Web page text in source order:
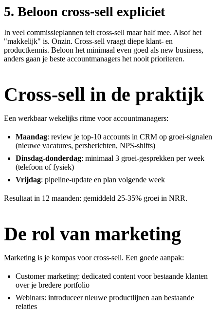
5. Beloon cross-sell expliciet
In veel commissieplannen telt cross-sell maar half mee. Alsof het
"makkelijk" is. Onzin. Cross-sell vraagt diepe klant- en
productkennis. Beloon het minimaal even goed als new business,
anders gaan je beste accountmanagers het nooit prioriteren.
Cross-sell in de praktijk
Een werkbaar wekelijks ritme voor accountmanagers:
Maandag: review je top-10 accounts in CRM op groei-signalen
(nieuwe vacatures, persberichten, NPS-shifts)
Dinsdag-donderdag: minimaal 3 groei-gesprekken per week
(telefoon of fysiek)
Vrijdag: pipeline-update en plan volgende week
Resultaat in 12 maanden: gemiddeld 25-35% groei in NRR.
De rol van marketing
Marketing is je kompas voor cross-sell. Een goede aanpak:
Customer marketing: dedicated content voor bestaande klanten
over je bredere portfolio
Webinars: introduceer nieuwe productlijnen aan bestaande
relaties